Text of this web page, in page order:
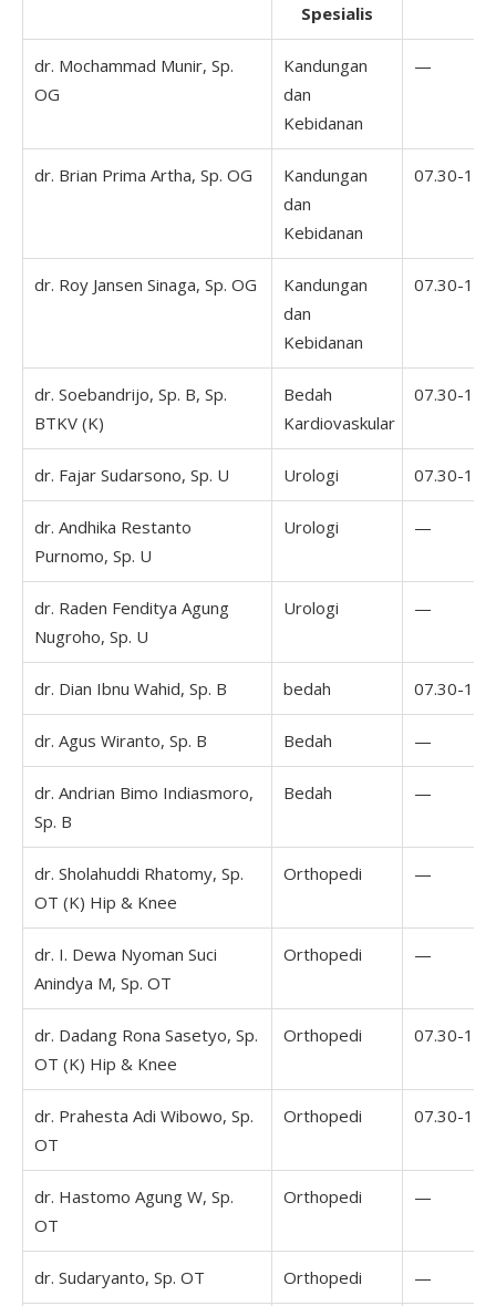
Spesialis
dr. Mochammad Munir, Sp.
OG
Kandungan
dan
Kebidanan
—
dr. Brian Prima Artha, Sp. OG
Kandungan
dan
Kebidanan
07.30-
dr. Roy Jansen Sinaga, Sp. OG
Kandungan
dan
Kebidanan
07.30-
dr. Soebandrijo, Sp. B, Sp.
BTKV (K)
Bedah
Kardiovaskular
07.30-
dr. Fajar Sudarsono, Sp. U Urologi 07.30-
dr. Andhika Restanto
Purnomo, Sp. U
Urologi —
dr. Raden Fenditya Agung
Nugroho, Sp. U
Urologi —
dr. Dian Ibnu Wahid, Sp. B bedah 07.30-
dr. Agus Wiranto, Sp. B Bedah —
dr. Andrian Bimo Indiasmoro,
Sp. B
Bedah —
dr. Sholahuddi Rhatomy, Sp.
OT (K) Hip & Knee
Orthopedi —
dr. I. Dewa Nyoman Suci
Anindya M, Sp. OT
Orthopedi —
dr. Dadang Rona Sasetyo, Sp.
OT (K) Hip & Knee
Orthopedi 07.30-
dr. Prahesta Adi Wibowo, Sp.
OT
Orthopedi 07.30-
dr. Hastomo Agung W, Sp.
OT
Orthopedi —
dr. Sudaryanto, Sp. OT Orthopedi —